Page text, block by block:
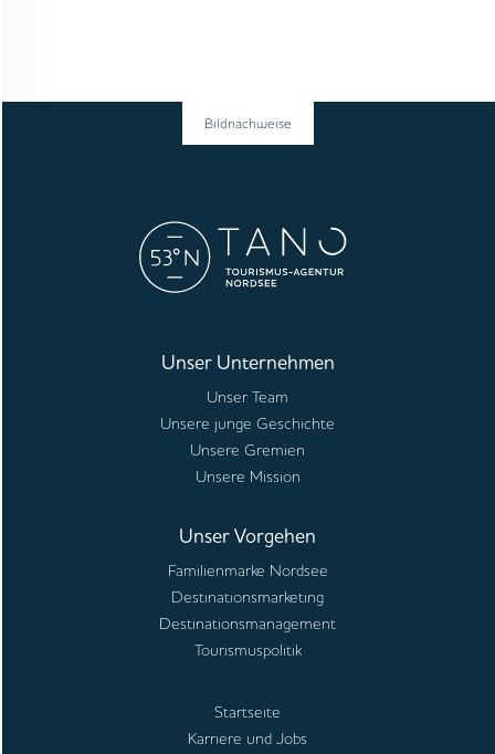
Bildnachweise
Unser Unternehmen
Unser Team
Unsere junge Geschichte
Unsere Gremien
Unsere Mission
Unser Vorgehen
Familienmarke Nordsee
Destinationsmarketing
Destinationsmanagement
Tourismuspolitik
Startseite
Karriere und Jobs